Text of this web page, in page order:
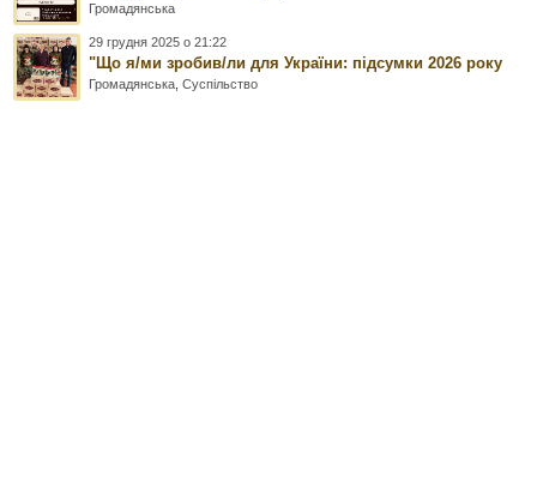
Громадянська
29 грудня 2025 о 21:22
"Що я/ми зробив/ли для України: підсумки 2026 року
Громадянська ,Суспільство